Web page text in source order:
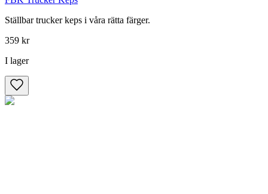
Ställbar trucker keps i våra rätta färger.
359 kr
I lager